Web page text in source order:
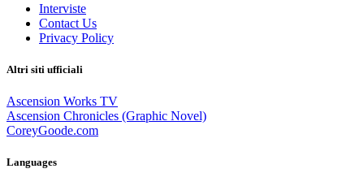
Interviste
Contact Us
Privacy Policy
Altri siti ufficiali
Ascension Works TV
Ascension Chronicles (Graphic Novel)
CoreyGoode.com
Languages